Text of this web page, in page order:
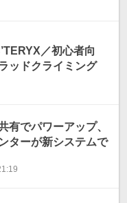
／初心者向
ッドクライミング
有でパワーアップ、
ターが新システムで